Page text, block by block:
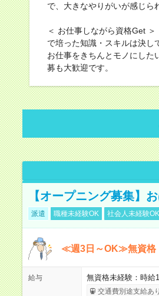
で、大きなやりがいが感じら
＜ お仕事しながら資格Get
で培った知識・スキルは決し
お仕事をきちんとモノにした
募も大歓迎です。
【オープニング募集】
派遣 職種未経験OK 社会人未経験OK
≪週3日～OK≫無資格
給与 無資格未経験：時
交通費別途支給あり